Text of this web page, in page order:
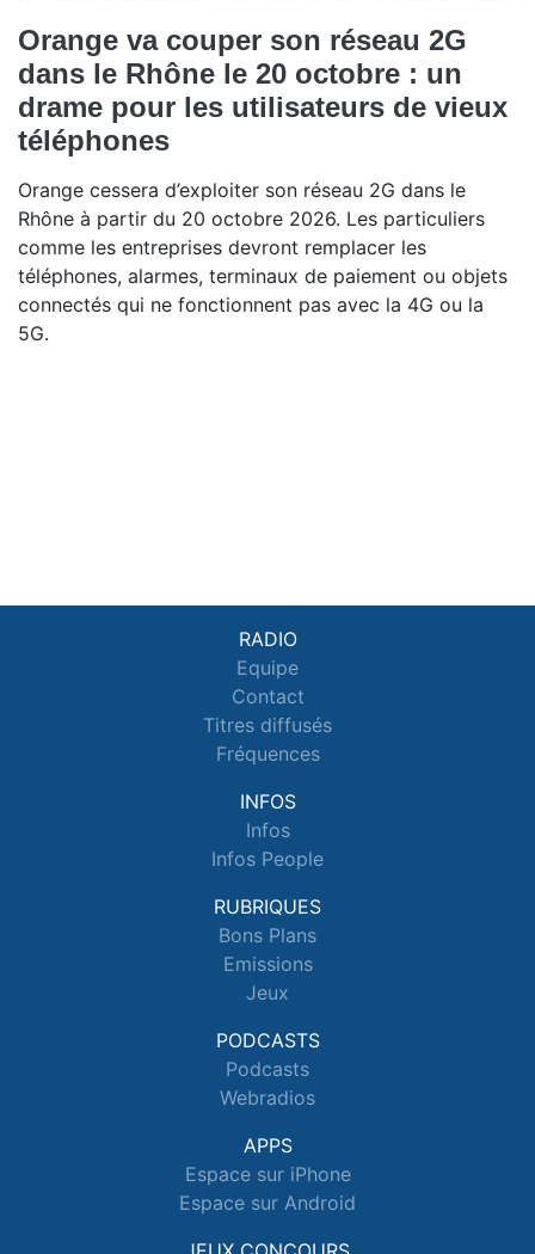
Orange va couper son réseau 2G
dans le Rhône le 20 octobre : un
drame pour les utilisateurs de vieux
téléphones
Orange cessera d’exploiter son réseau 2G dans le
Rhône à partir du 20 octobre 2026. Les particuliers
comme les entreprises devront remplacer les
téléphones, alarmes, terminaux de paiement ou objets
connectés qui ne fonctionnent pas avec la 4G ou la
5G.
RADIO
Equipe
Contact
Titres diffusés
Fréquences
INFOS
Infos
Infos People
RUBRIQUES
Bons Plans
Emissions
Jeux
PODCASTS
Podcasts
Webradios
APPS
Espace sur iPhone
Espace sur Android